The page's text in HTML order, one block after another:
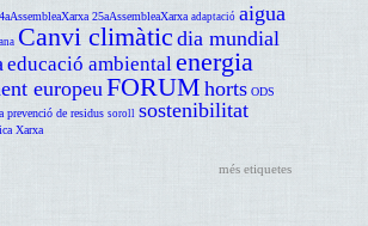
25aAssembleaXarxa adaptació aigua
Canvi climàtic dia mundial
educació ambientalenergia
europeuFORUM horts ODS
prevenció de residus soroll sostenibilitat
Xarxa
més etiquetes